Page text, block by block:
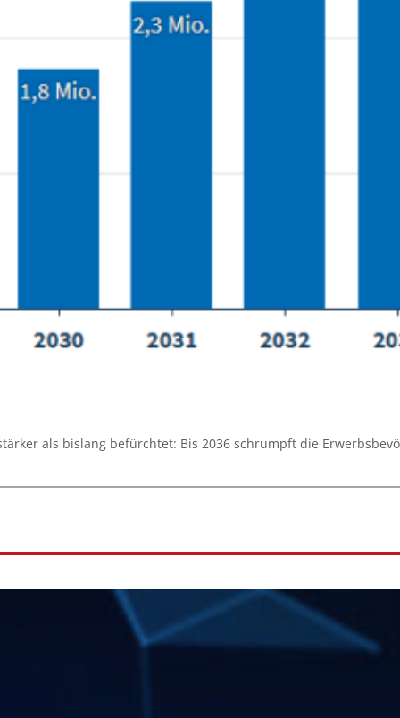
als bislang befürchtet: Bis 2036 schrumpft die